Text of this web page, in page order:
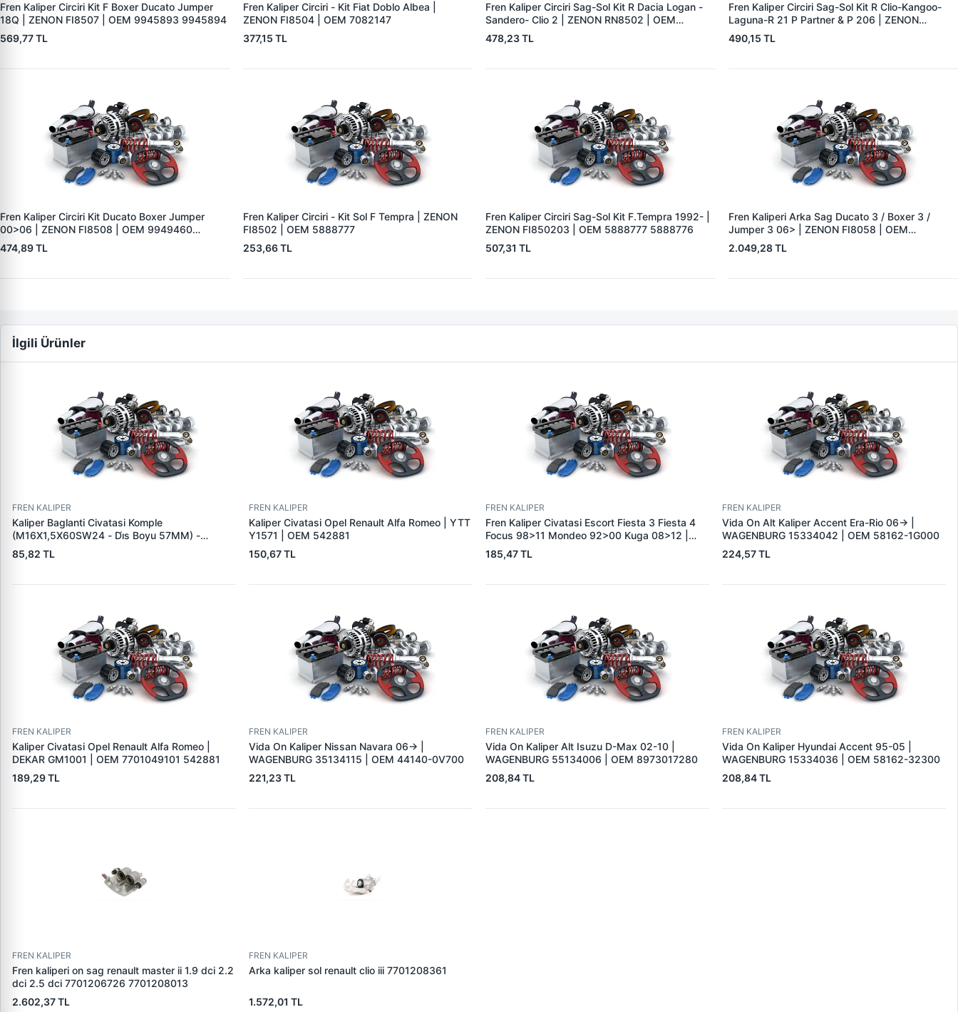
Fren Kaliper Circiri Kit F Boxer Ducato Jumper
18Q | ZENON FI8507 | OEM 9945893 9945894
569,77 TL
Fren Kaliper Circiri - Kit Fiat Doblo Albea |
ZENON FI8504 | OEM 7082147
377,15 TL
Fren Kaliper Circiri Sag-Sol Kit R Dacia Logan -
Sandero- Clio 2 | ZENON RN8502 | OEM
7701208112
478,23 TL
Fren Kaliper Circiri Sag-Sol Kit R Clio-Kangoo-
Laguna-R 21 P Partner & P 206 | ZENON
RN8500 | OEM 7701205759
490,15 TL
Fren Kaliper Circiri Kit Ducato Boxer Jumper
00>06 | ZENON FI8508 | OEM 9949460
7368325 4310.82
474,89 TL
Fren Kaliper Circiri - Kit Sol F Tempra | ZENON
FI8502 | OEM 5888777
253,66 TL
Fren Kaliper Circiri Sag-Sol Kit F.Tempra 1992- |
ZENON FI850203 | OEM 5888777 5888776
507,31 TL
Fren Kaliperi Arka Sag Ducato 3 / Boxer 3 /
Jumper 3 06> | ZENON FI8058 | OEM
77364133
2.049,28 TL
İlgili Ürünler
FREN KALIPER
Kaliper Baglanti Civatasi Komple
(M16X1,5X60SW24 - Di̇s Boyu 57MM) -
Mercedes-Benz | BESEL BKC 1660 | OEM
BESEL 1660
85,82 TL
FREN KALIPER
Kaliper Civatasi Opel Renault Alfa Romeo | YTT
Y1571 | OEM 542881
150,67 TL
FREN KALIPER
Fren Kaliper Civatasi Escort Fiesta 3 Fiesta 4
Focus 98>11 Mondeo 92>00 Kuga 08>12 |
YTT Y9576 | OEM 81AB 2L527 AA
185,47 TL
FREN KALIPER
Vida On Alt Kaliper Accent Era-Rio 06-> |
WAGENBURG 15334042 | OEM 58162-1G000
224,57 TL
FREN KALIPER
Kaliper Civatasi Opel Renault Alfa Romeo |
DEKAR GM1001 | OEM 7701049101 542881
189,29 TL
FREN KALIPER
Vida On Kaliper Nissan Navara 06-> |
WAGENBURG 35134115 | OEM 44140-0V700
221,23 TL
FREN KALIPER
Vida On Kaliper Alt Isuzu D-Max 02-10 |
WAGENBURG 55134006 | OEM 8973017280
208,84 TL
FREN KALIPER
Vida On Kaliper Hyundai Accent 95-05 |
WAGENBURG 15334036 | OEM 58162-32300
208,84 TL
FREN KALIPER
Fren kaliperi on sag renault master ii 1.9 dci 2.2
dci 2.5 dci 7701206726 7701208013
2.602,37 TL
FREN KALIPER
Arka kaliper sol renault clio iii 7701208361
1.572,01 TL